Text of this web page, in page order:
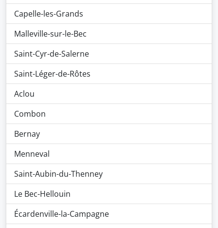
Capelle-les-Grands
Malleville-sur-le-Bec
Saint-Cyr-de-Salerne
Saint-Léger-de-Rôtes
Aclou
Combon
Bernay
Menneval
Saint-Aubin-du-Thenney
Le Bec-Hellouin
Écardenville-la-Campagne